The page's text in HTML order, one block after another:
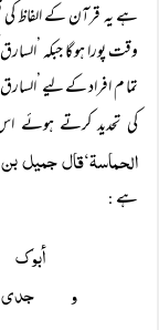
ہے یہ قرآن کے الفاظ
وقت پورا ہو گا جبکہ
تما م افراد کے لیے
کی تحدید کرتے ہوئے
الحماسۃ‘قال جمیل بن عبد
ہے :
و